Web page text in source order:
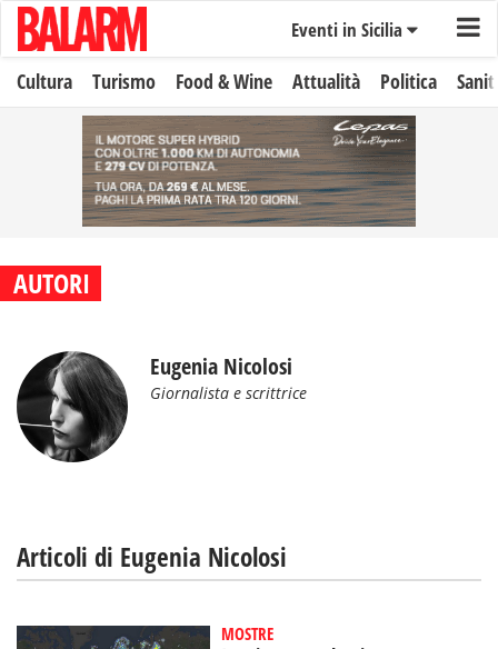
Eventi in Sicilia
Cultura Turismo Food & Wine Attualità Politica
AUTORI
Eugenia Nicolosi
Giornalista e scrittrice
Articoli di Eugenia Nicolosi
MOSTRE